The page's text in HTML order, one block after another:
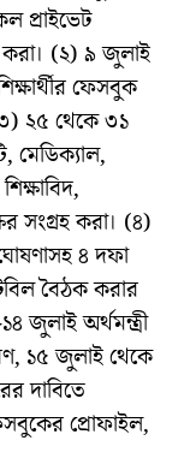
প্রাইভেট
করা। (২) ৯ জুলাই
ফেসবুক
২৫ থেকে ৩১
মেডিক্যাল,
সংগ্রহ করা। (৪)
৪ দফা
বৈঠক করার
জুলাই অর্থমন্ত্রী
১৫ জুলাই থেকে
দাবিতে
প্রোফাইল,